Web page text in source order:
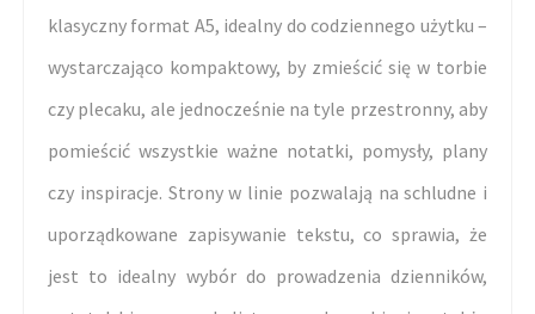
klasyczny format A5, idealny do codziennego użytku –
wystarczająco kompaktowy, by zmieścić się w torbie
czy plecaku, ale jednocześnie na tyle przestronny, aby
pomieścić wszystkie ważne notatki, pomysły, plany
czy inspiracje. Strony w linie pozwalają na schludne i
uporządkowane zapisywanie tekstu, co sprawia, że
jest to idealny wybór do prowadzenia dzienników,